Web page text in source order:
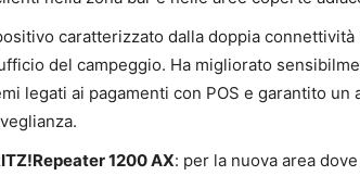
caratterizzato dalla doppia connettività
del campeggio. Ha migliorato
legati ai pagamenti con POS e garantito un
1200 AX: per la nuova area